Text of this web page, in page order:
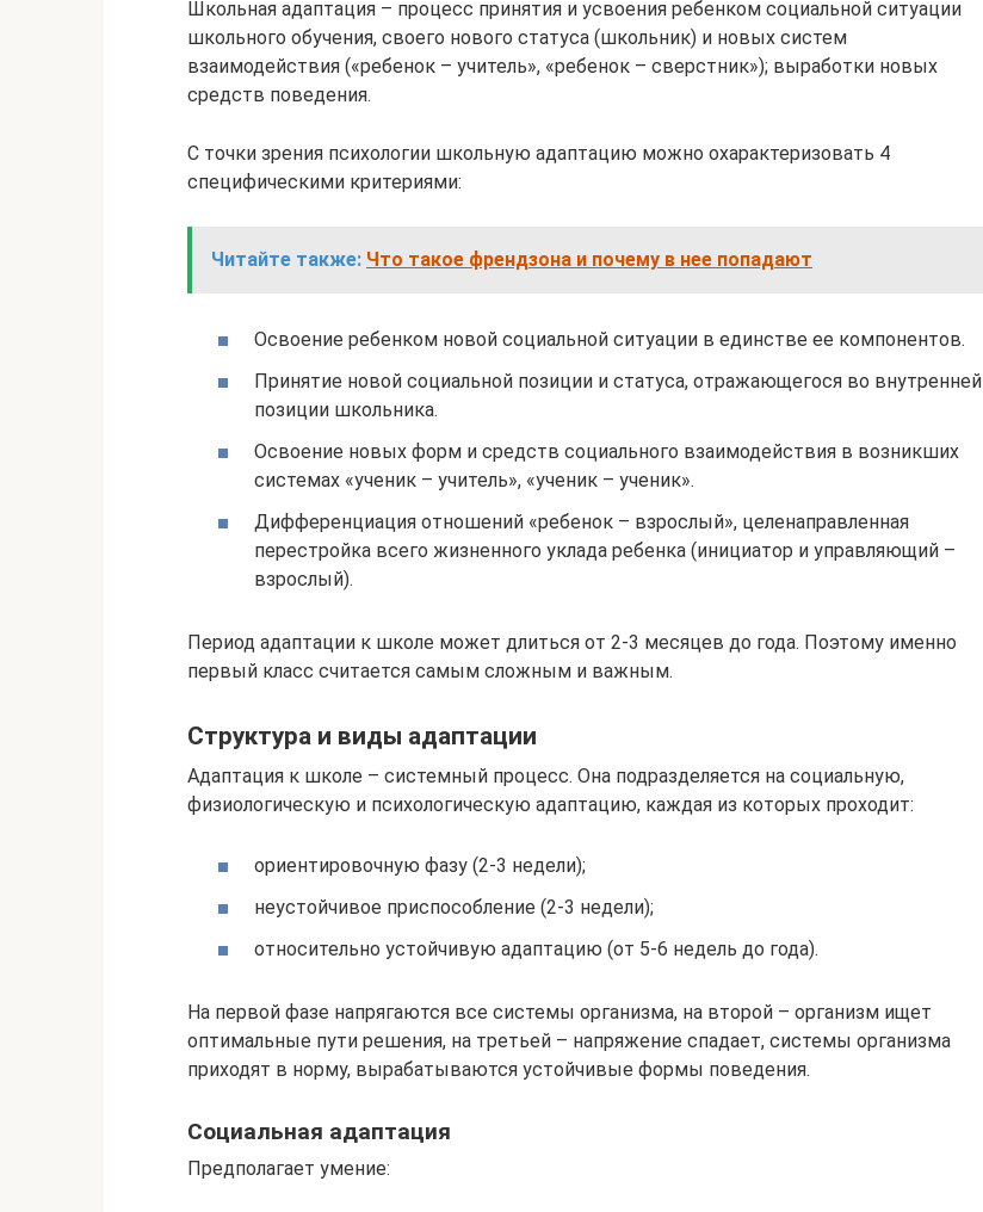
Школьная адаптация – процесс принятия и усвоения ребенком социальной ситуации
школьного обучения, своего нового статуса (школьник) и новых систем
взаимодействия («ребенок – учитель», «ребенок – сверстник»); выработки новых
средств поведения.
С точки зрения психологии школьную адаптацию можно охарактеризовать 4
специфическими критериями:
Читайте также: Что такое френдзона и почему в нее попадают
Освоение ребенком новой социальной ситуации в единстве ее компонентов.
Принятие новой социальной позиции и статуса, отражающегося во внутренней
позиции школьника.
Освоение новых форм и средств социального взаимодействия в возникших
системах «ученик – учитель», «ученик – ученик».
Дифференциация отношений «ребенок – взрослый», целенаправленная
перестройка всего жизненного уклада ребенка (инициатор и управляющий –
взрослый).
Период адаптации к школе может длиться от 2-3 месяцев до года. Поэтому именно
первый класс считается самым сложным и важным.
Структура и виды адаптации
Адаптация к школе – системный процесс. Она подразделяется на социальную,
физиологическую и психологическую адаптацию, каждая из которых проходит:
ориентировочную фазу (2-3 недели);
неустойчивое приспособление (2-3 недели);
относительно устойчивую адаптацию (от 5-6 недель до года).
На первой фазе напрягаются все системы организма, на второй – организм ищет
оптимальные пути решения, на третьей – напряжение спадает, системы организма
приходят в норму, вырабатываются устойчивые формы поведения.
Социальная адаптация
Предполагает умение: